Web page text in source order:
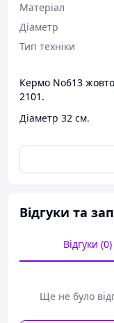
Матеріал
Діаметр
Тип техніки
Кермо No613
2101.
Діаметр 32 см.
підібрати кермо
самого
Відгуки та
Відгуки (0)
Ще не було